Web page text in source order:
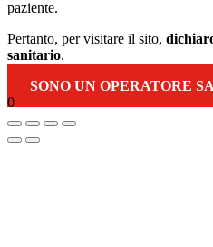
paziente.
Pertanto, per visitare il sito,
sanitario.
SONO UN OPERATORE
0
Torna
in